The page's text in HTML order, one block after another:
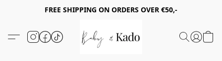
FREE SHIPPING ON ORDERS OVER €50,-